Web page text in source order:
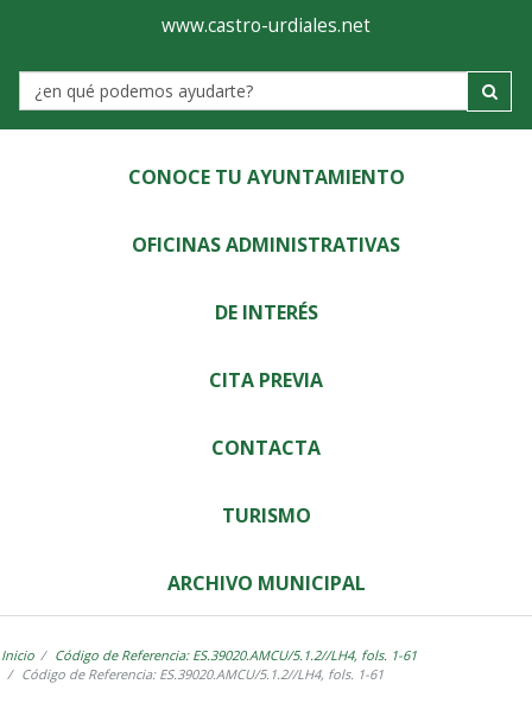
Ayuntamiento
de
Castro-
Urdiales
www.castro-urdiales.net
Label
CONOCE TU AYUNTAMIENTO
OFICINAS ADMINISTRATIVAS
DE INTERÉS
CITA PREVIA
CONTACTA
TURISMO
ARCHIVO MUNICIPAL
Inicio
Código de Referencia: ES.39020.AMCU/5.1.2//LH4, fols. 1-61
Código de Referencia: ES.39020.AMCU/5.1.2//LH4, fols. 1-61